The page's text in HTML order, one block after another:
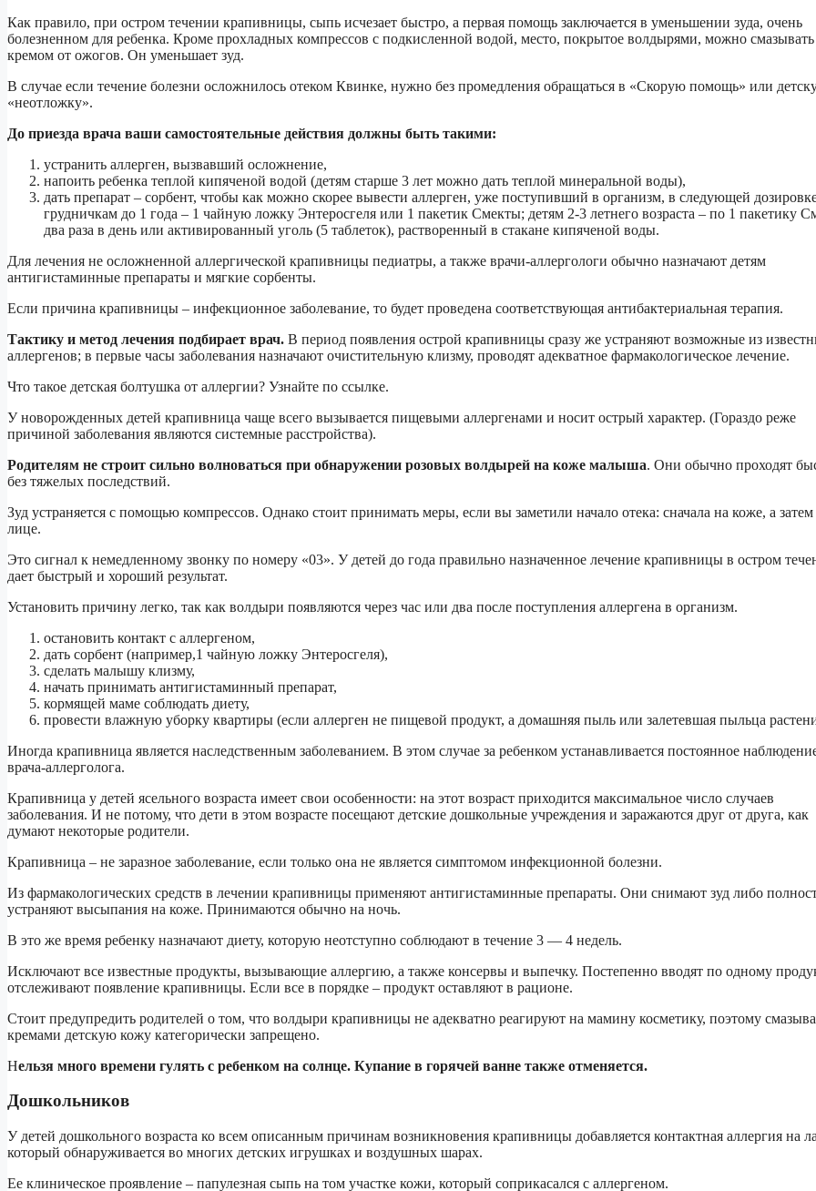
Как правило, при остром течении крапивницы, сыпь исчезает быстро, а первая помощь заключается в уменьшении зуда, очень
болезненном для ребенка. Кроме прохладных компрессов с подкисленной водой, место, покрытое волдырями, можно смазывать
кремом от ожогов. Он уменьшает зуд.
В случае если течение болезни осложнилось отеком Квинке, нужно без промедления обращаться в «Скорую помощь» или
«неотложку».
До приезда врача ваши самостоятельные действия должны быть такими:
устранить аллерген, вызвавший осложнение,
напоить ребенка теплой кипяченой водой (детям старше 3 лет можно дать теплой минеральной воды),
дать препарат – сорбент, чтобы как можно скорее вывести аллерген, уже поступивший в организм, в следующей
грудничкам до 1 года – 1 чайную ложку Энтеросгеля или 1 пакетик Смекты; детям 2-3 летнего возраста – по 1 пакетику
два раза в день или активированный уголь (5 таблеток), растворенный в стакане кипяченой воды.
Для лечения не осложненной аллергической крапивницы педиатры, а также врачи-аллергологи обычно назначают детям
антигистаминные препараты и мягкие сорбенты.
Если причина крапивницы – инфекционное заболевание, то будет проведена соответствующая антибактериальная терапия.
Тактику и метод лечения подбирает врач. В период появления острой крапивницы сразу же устраняют возможные из
аллергенов; в первые часы заболевания назначают очистительную клизму, проводят адекватное фармакологическое лечение.
Что такое детская болтушка от аллергии? Узнайте по ссылке.
У новорожденных детей крапивница чаще всего вызывается пищевыми аллергенами и носит острый характер. (Гораздо реже
причиной заболевания являются системные расстройства).
Родителям не строит сильно волноваться при обнаружении розовых волдырей на коже малыша. Они обычно проходят
без тяжелых последствий.
Зуд устраняется с помощью компрессов. Однако стоит принимать меры, если вы заметили начало отека: сначала на коже, а
лице.
Это сигнал к немедленному звонку по номеру «03». У детей до года правильно назначенное лечение крапивницы в остром
дает быстрый и хороший результат.
Установить причину легко, так как волдыри появляются через час или два после поступления аллергена в организм.
остановить контакт с аллергеном,
дать сорбент (например,1 чайную ложку Энтеросгеля),
сделать малышу клизму,
начать принимать антигистаминный препарат,
кормящей маме соблюдать диету,
провести влажную уборку квартиры (если аллерген не пищевой продукт, а домашняя пыль или залетевшая пыльца
Иногда крапивница является наследственным заболеванием. В этом случае за ребенком устанавливается постоянное
врача-аллерголога.
Крапивница у детей ясельного возраста имеет свои особенности: на этот возраст приходится максимальное число случаев
заболевания. И не потому, что дети в этом возрасте посещают детские дошкольные учреждения и заражаются друг от друга, как
думают некоторые родители.
Крапивница – не заразное заболевание, если только она не является симптомом инфекционной болезни.
Из фармакологических средств в лечении крапивницы применяют антигистаминные препараты. Они снимают зуд либо
устраняют высыпания на коже. Принимаются обычно на ночь.
В это же время ребенку назначают диету, которую неотступно соблюдают в течение 3 — 4 недель.
Исключают все известные продукты, вызывающие аллергию, а также консервы и выпечку. Постепенно вводят по одному
отслеживают появление крапивницы. Если все в порядке – продукт оставляют в рационе.
Стоит предупредить родителей о том, что волдыри крапивницы не адекватно реагируют на мамину косметику, поэтому
кремами детскую кожу категорически запрещено.
Нельзя много времени гулять с ребенком на солнце. Купание в горячей ванне также отменяется.
Дошкольников
У детей дошкольного возраста ко всем описанным причинам возникновения крапивницы добавляется контактная аллергия на
который обнаруживается во многих детских игрушках и воздушных шарах.
Ее клиническое проявление – папулезная сыпь на том участке кожи, который соприкасался с аллергеном.